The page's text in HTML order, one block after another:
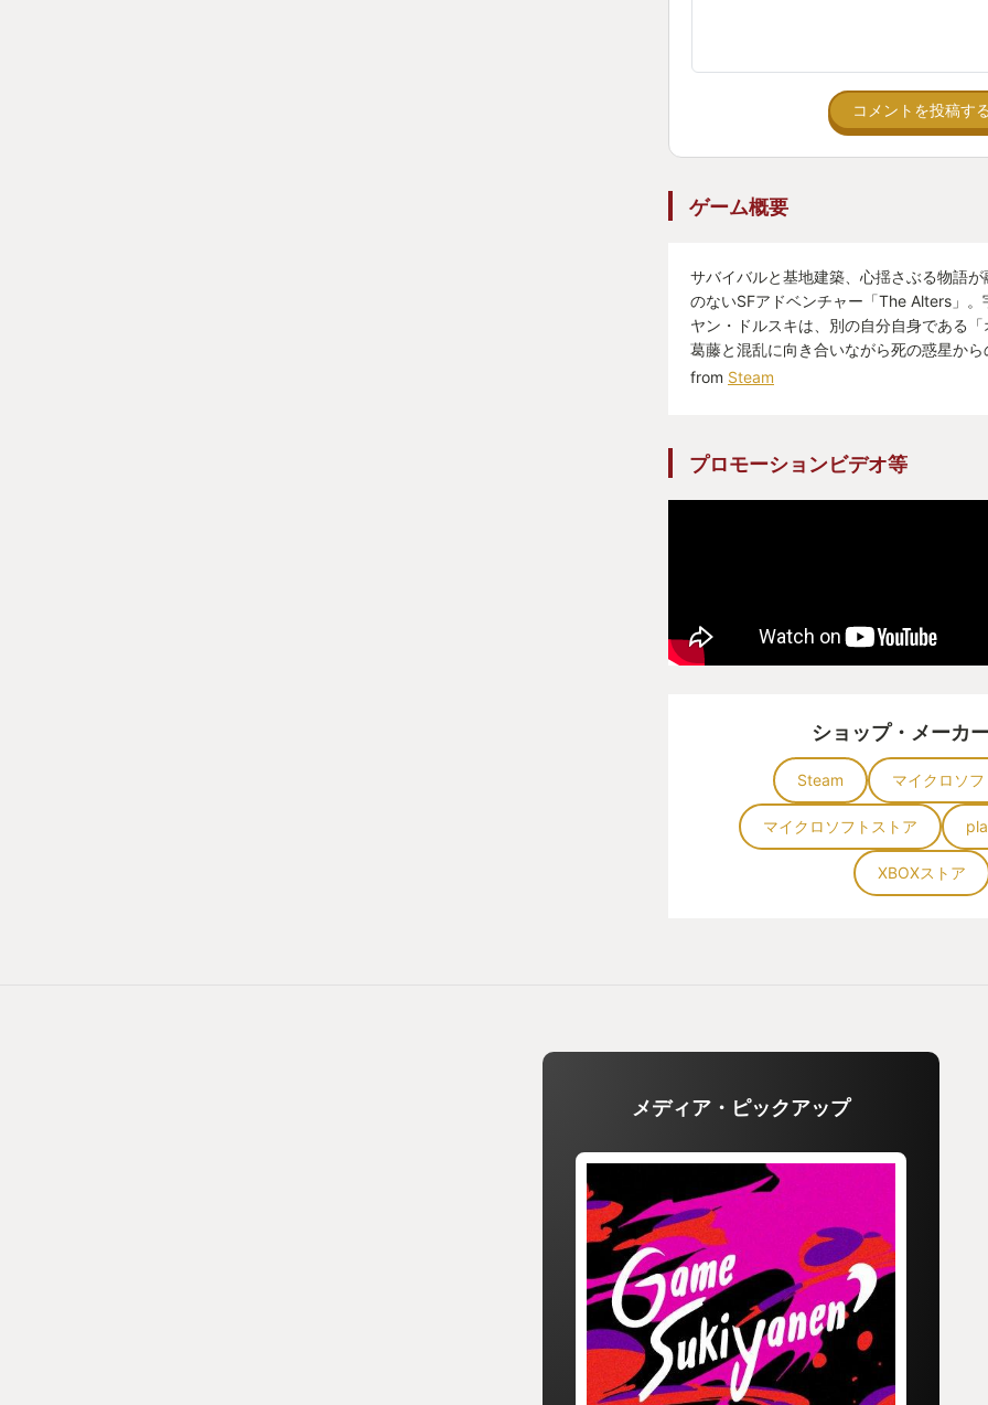
また、特筆すべき点として、SF作
倫理やエゴから生まれる選択によ
タラクティブに分岐していき、異な
流れもよくできているので、小説や
良いSFを摂取しつつ感情を揺さぶ
ムでした。
コメントを投稿する
ゲーム概要
サバイバルと基地建築、心揺さぶる物語
のないSFアドベンチャー「The Alters」
ヤン・ドルスキは、別の自分自身である「
葛藤と混乱に向き合いながら死の惑星から
from Steam
プロモーションビデオ等
ショップ・メーカ
Steam マイクロソ
マイクロソフトストア
XBOXストア
メディア・ピックアップ